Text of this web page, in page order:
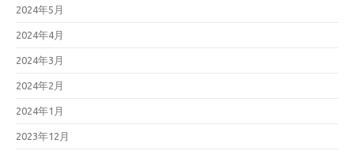
2024年5月
2024年4月
2024年3月
2024年2月
2024年1月
2023年12月